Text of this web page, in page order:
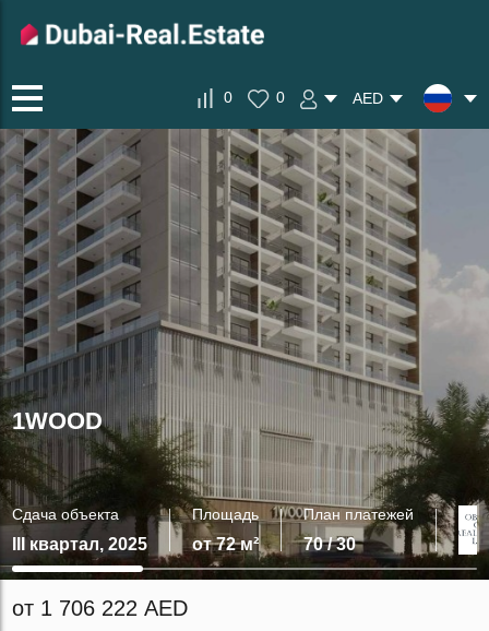
0 0 AED
1WOOD
Сдача объекта
III квартал, 2025
Площадь
от 72 м²
План платежей
70 / 30
от 1 706 222 AED